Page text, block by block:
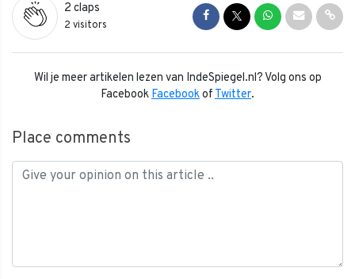
2 claps
2 visitors
Share on Facebook
Share on Twitter
Share onShare via
Wil je meer artikelen lezen van IndeSpiegel.nl? Volg ons op
FacebookFacebookofTwitter.
Place comments